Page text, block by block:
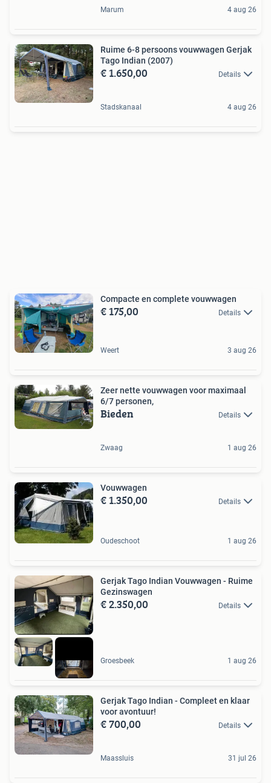
Marum 4 aug 26
Ruime 6-8 persoons vouwwagen Gerjak
Tago Indian (2007)
€ 1.650,00 Details
Stadskanaal 4 aug 26
Compacte en complete vouwwagen
€ 175,00 Details
Weert 3 aug 26
Zeer nette vouwwagen voor maximaal
6/7 personen,
Bieden Details
Zwaag 1 aug 26
Vouwwagen
€ 1.350,00 Details
Oudeschoot 1 aug 26
Gerjak Tago Indian Vouwwagen - Ruime
Gezinswagen
€ 2.350,00 Details
Groesbeek 1 aug 26
Gerjak Tago Indian - Compleet en klaar
voor avontuur!
€ 700,00 Details
Maassluis 31 jul 26